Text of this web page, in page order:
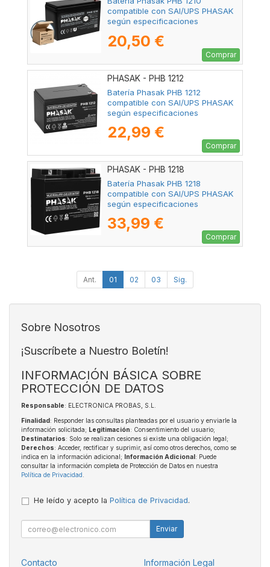
compatible con SAI/UPS PHASAK
según especificaciones
20,50 €
Comprar
PHASAK - PHB 1212
Batería Phasak PHB 1212
compatible con SAI/UPS PHASAK
según especificaciones
22,99 €
Comprar
PHASAK - PHB 1218
Batería Phasak PHB 1218
compatible con SAI/UPS PHASAK
según especificaciones
33,99 €
Comprar
Ant. 01 02 03 Sig.
Sobre Nosotros
¡Suscríbete a Nuestro Boletín!
INFORMACIÓN BÁSICA SOBRE
PROTECCIÓN DE DATOS
Responsable: ELECTRONICA PROBAS, S.L.
Finalidad : Responder las consultas planteadas por el usuario y enviarle la
información solicitada; Legitimación: Consentimiento del usuario;
Destinatarios: Solo se realizan cesiones si existe una obligación legal;
Derechos: Acceder, rectificar y suprimir, así como otros derechos, como se
indica en la información adicional;
Información Adicional : Puede
consultar la información completa de Protección de Datos en nuestra
Política de Privacidad .
He leído y acepto la Política de Privacidad.
Enviar
Contacto Información Legal